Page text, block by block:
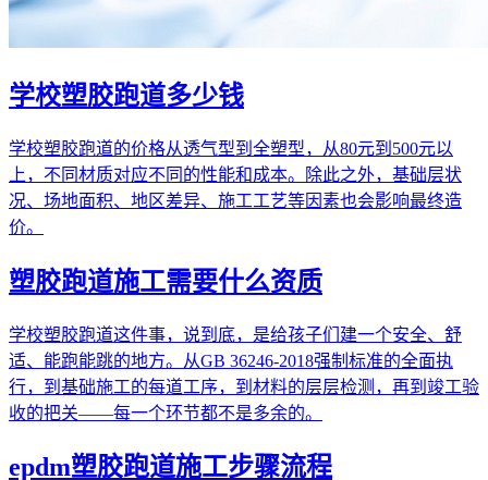
学校塑胶跑道多少钱
学校塑胶跑道的价格从透气型到全塑型，从80元到500元以
上，不同材质对应不同的性能和成本。除此之外，基础层状
况、场地面积、地区差异、施工工艺等因素也会影响最终造
价。
塑胶跑道施工需要什么资质
学校塑胶跑道这件事，说到底，是给孩子们建一个安全、舒
适、能跑能跳的地方。从GB 36246-2018强制标准的全面执
行，到基础施工的每道工序，到材料的层层检测，再到竣工验
收的把关——每一个环节都不是多余的。
epdm塑胶跑道施工步骤流程